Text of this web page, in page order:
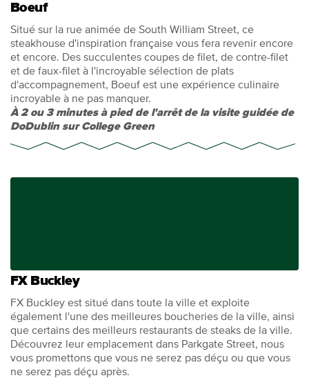
Boeuf
Situé sur la rue animée de South William Street, ce
steakhouse d'inspiration française vous fera revenir encore
et encore. Des succulentes coupes de filet, de contre-filet
et de faux-filet à l'incroyable sélection de plats
d'accompagnement, Boeuf est une expérience culinaire
incroyable à ne pas manquer.
À 2 ou 3 minutes à pied de l'arrêt de la visite guidée de
DoDublin sur College Green
FX Buckley
FX Buckley est situé dans toute la ville et exploite
également l'une des meilleures boucheries de la ville, ainsi
que certains des meilleurs restaurants de steaks de la ville.
Découvrez leur emplacement dans Parkgate Street, nous
vous promettons que vous ne serez pas déçu ou que vous
ne serez pas déçu après.